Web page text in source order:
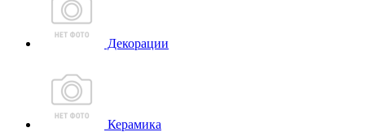
Декорации
Керамика